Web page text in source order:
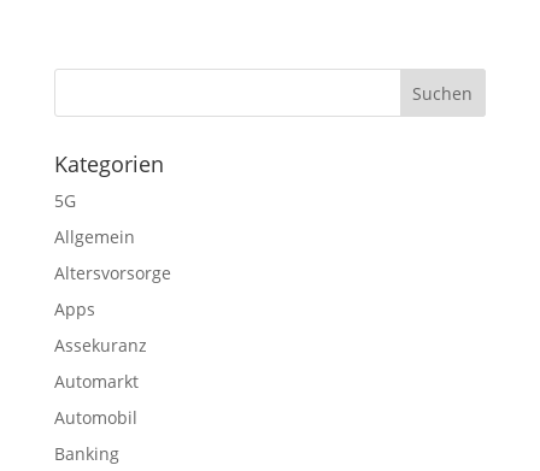
Kategorien
5G
Allgemein
Altersvorsorge
Apps
Assekuranz
Automarkt
Automobil
Banking